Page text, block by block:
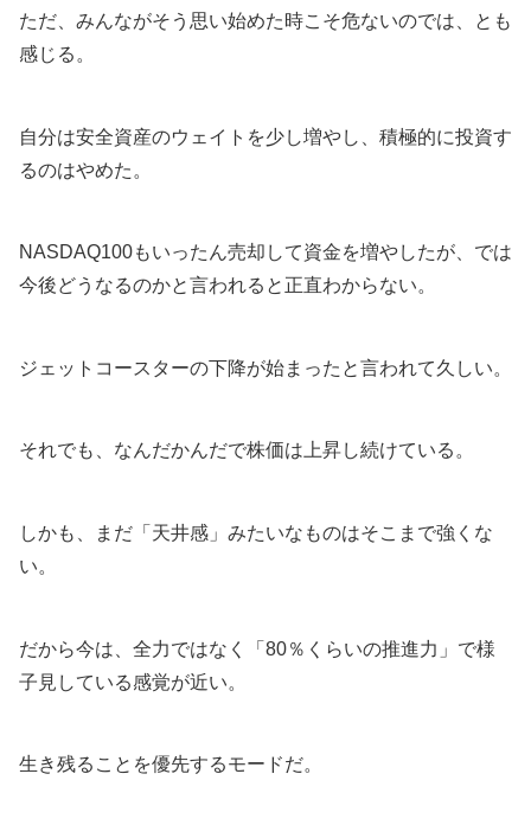
ただ、みんながそう思い始めた時こそ危ないのでは、とも
感じる。
自分は安全資産のウェイトを少し増やし、積極的に投資す
るのはやめた。
NASDAQ100もいったん売却して資金を増やしたが、では
今後どうなるのかと言われると正直わからない。
ジェットコースターの下降が始まったと言われて久しい。
それでも、なんだかんだで株価は上昇し続けている。
しかも、まだ「天井感」みたいなものはそこまで強くな
い。
だから今は、全力ではなく「80％くらいの推進力」で様
子見している感覚が近い。
生き残ることを優先するモードだ。